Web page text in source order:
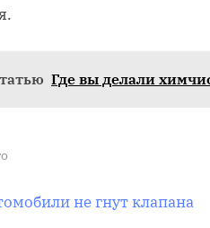
Где вы делали
не гнут клапана